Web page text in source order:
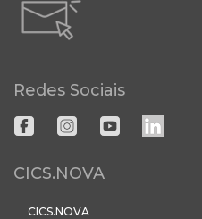
Redes Sociais
CICS.NOVA
CICS.NOVA